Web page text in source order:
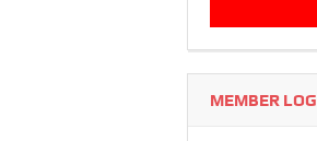
MEMBER